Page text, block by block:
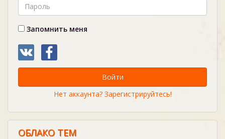
Запомнить меня
Войти
Нет аккаунта? Зарегистрируйтесь!
ОБЛАКО ТЕМ